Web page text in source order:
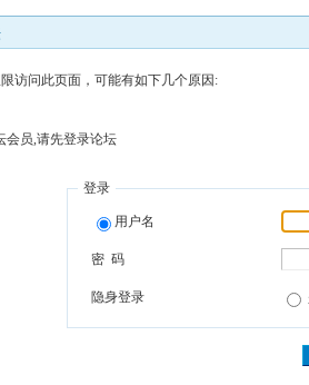
访问此页面，可能有如下几个原因:
会员,请先登录论坛
登录
用户名
密 码
隐身登录